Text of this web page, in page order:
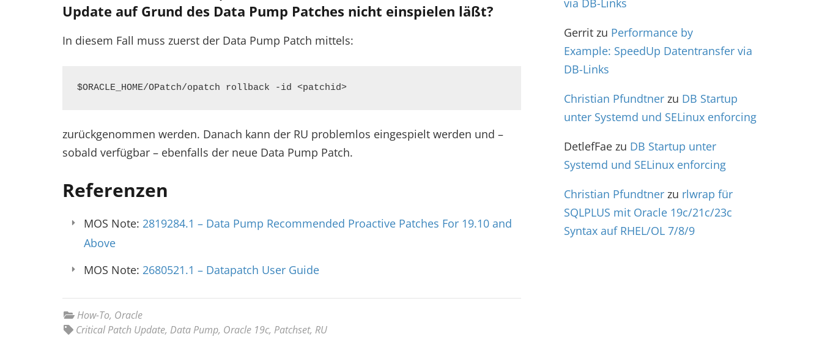
Update auf Grund des Data Pump Patches nicht einspielen läßt?
In diesem Fall muss zuerst der Data Pump Patch mittels:
$ORACLE_HOME/OPatch/opatch rollback -id <patchid>
zurückgenommen werden. Danach kann der RU problemlos eingespielt werden und –
sobald verfügbar – ebenfalls der neue Data Pump Patch.
Referenzen
MOS Note: 2819284.1 – Data Pump Recommended Proactive Patches For 19.10 and
Above
MOS Note: 2680521.1 – Datapatch User Guide
How-To, Oracle
Critical Patch Update, Data Pump, Oracle 19c, Patchset, RU
via DB-Links
Gerrit zu Performance by
Example: SpeedUp Datentransfer via
DB-Links
Christian Pfundtner zu DB Startup
unter Systemd und SELinux enforcing
DetlefFae zu DB Startup unter
Systemd und SELinux enforcing
Christian Pfundtner zu rlwrap für
SQLPLUS mit Oracle 19c/21c/23c
Syntax auf RHEL/OL 7/8/9